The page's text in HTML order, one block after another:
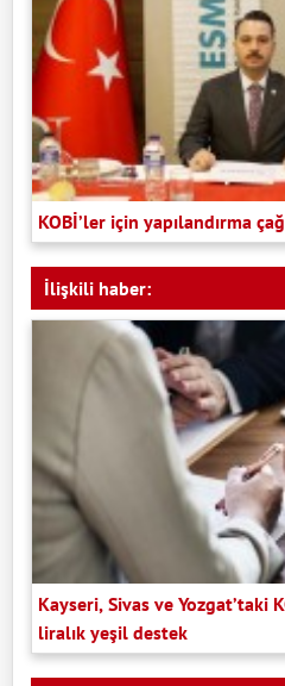
KOBİ’ler için yapılandırma
İlişkili haber:
Kayseri, Sivas ve Yozgat’taki
liralık yeşil destek